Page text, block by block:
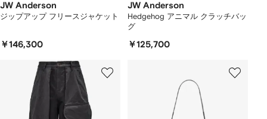
JW Anderson
ジップアップ フリースジャケット
￥146,300
JW Anderson
Hedgehog アニマル クラッチバッ
グ
￥125,700